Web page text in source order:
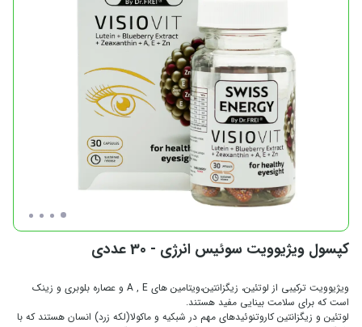
کپسول ویژیوویت سوئیس انرژی - 30 عددی
ویژیوویت ترکیبی از لوتئین، زیگزانتین،ویتامین های A , E و عصاره بلوبری و زینک
است که برای سلامت بینایی مفید هستند.
لوتئین و زیگزانتین کاروتنوئیدهای مهم در شبکیه و ماکولا(لکه زرد) انسان هستند که با